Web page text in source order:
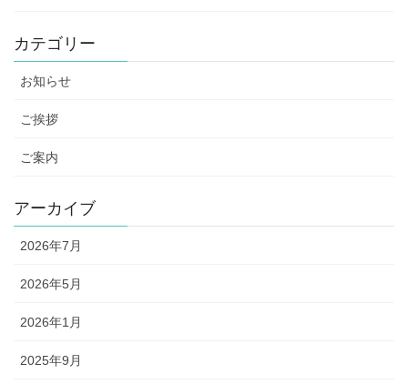
カテゴリー
お知らせ
ご挨拶
ご案内
アーカイブ
2026年7月
2026年5月
2026年1月
2025年9月